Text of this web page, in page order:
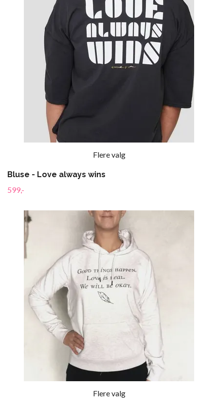
Flere valg
Bluse - Love always wins
599,-
Flere valg